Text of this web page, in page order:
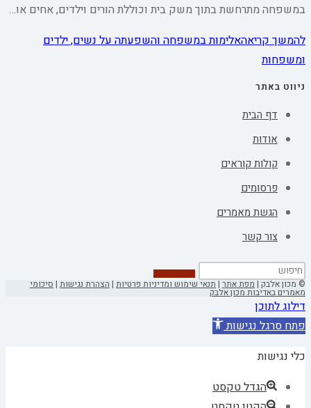
במשפחה מתרחשת בתוך משק בית וכוללת הורים וילדים, אחים או…
להמשך קריאהאלימות במשפחה והשפעתה על נשים, ילדים
ומשפחות
ניווט באתר
דף הבית
אודות
קולות קוראים
פרסומים
הגשת מאמרים
צור קשר
© מכון אלבק |מפת אתר|תנאי שימוש ומדיניות פרטיות | הצהרת נגישות | סיכומי
מאמרים באדיבות מכון אלבק
דילוג לתוכן
פתח סרגל נגישות
כלי נגישות
הגדל טקסט